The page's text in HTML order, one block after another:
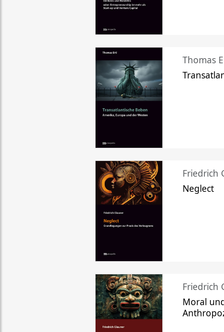
Thomas
Friedrich
Neglect
Friedrich
Moral